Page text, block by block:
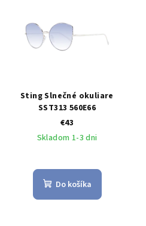
Sting Slnečné okuliare
SST313 560E66
€43
Skladom 1-3 dni
Do košíka